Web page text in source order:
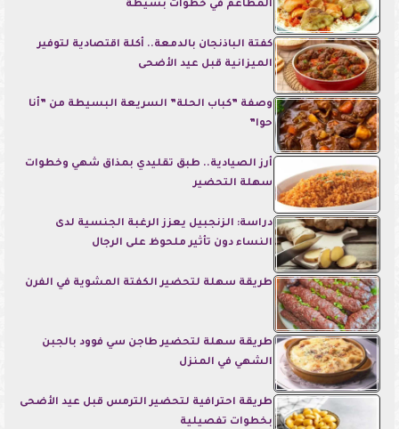
المطاعم في خطوات بسيطة
كفتة الباذنجان بالدمعة.. أكلة اقتصادية لتوفير
الميزانية قبل عيد الأضحى
وصفة ”كباب الحلة” السريعة البسيطة من ”أنا
حوا”
أرز الصيادية.. طبق تقليدي بمذاق شهي وخطوات
سهلة التحضير
دراسة: الزنجبيل يعزز الرغبة الجنسية لدى
النساء دون تأثير ملحوظ على الرجال
طريقة سهلة لتحضير الكفتة المشوية في الفرن
طريقة سهلة لتحضير طاجن سي فوود بالجبن
الشهي في المنزل
طريقة احترافية لتحضير الترمس قبل عيد الأضحى
بخطوات تفصيلية